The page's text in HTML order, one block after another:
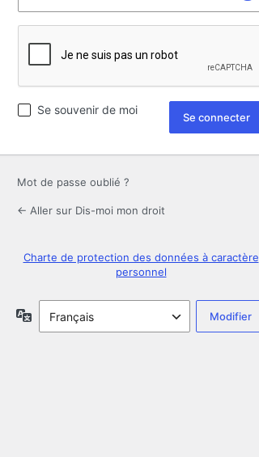
Se souvenir de moi
Mot de passe oublié ?
← Aller sur Dis-moi mon droit
Charte de protection des données à caractère
personnel
Langue